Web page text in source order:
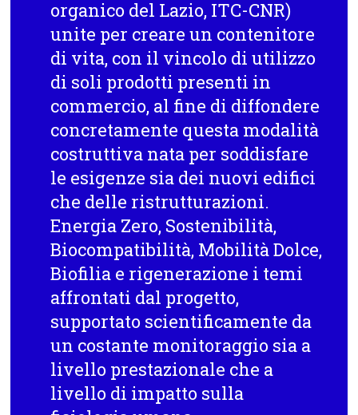
organico del Lazio, ITC-CNR)
unite per creare un contenitore
di vita, con il vincolo di utilizzo
di soli prodotti presenti in
commercio, al fine di diffondere
concretamente questa modalità
costruttiva nata per soddisfare
le esigenze sia dei nuovi edifici
che delle ristrutturazioni.
Energia Zero, Sostenibilità,
Biocompatibilità, Mobilità Dolce,
Biofilia e rigenerazione i temi
affrontati dal progetto,
supportato scientificamente da
un costante monitoraggio sia a
livello prestazionale che a
livello di impatto sulla